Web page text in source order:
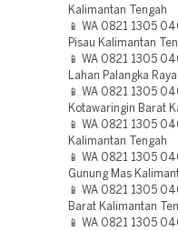
Kalimantan Tengah
📱 WA 0821 1305
Pisau Kalimantan
📱 WA 0821 1305
Lahan Palangka
📱 WA 0821 1305
Kotawaringin Barat
📱 WA 0821 1305
Kalimantan Tengah
📱 WA 0821 1305
Gunung Mas
📱 WA 0821 1305
Barat Kalimantan
📱 WA 0821 1305